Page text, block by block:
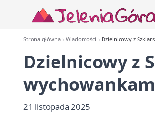
Strona główna Wiadomości Dzielnicowy z
Dzielnicowy z
21 listopada 2025